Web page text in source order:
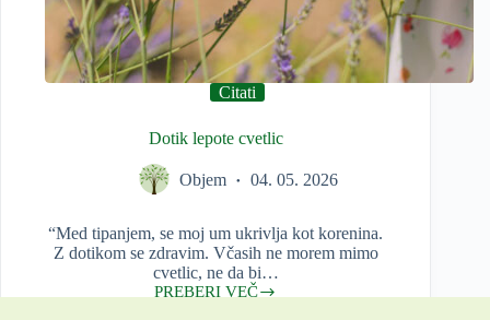
Citati
Dotik lepote cvetlic
Objem 04. 05. 2026
“Med tipanjem, se moj um ukrivlja kot korenina.
Z dotikom se zdravim. Včasih ne morem mimo
cvetlic, ne da bi…
PREBERI VEČ
Dotik